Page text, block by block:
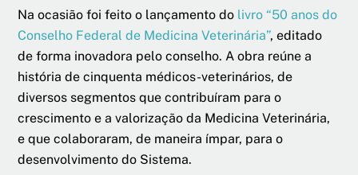
Na ocasião foi feito o lançamento do livro “50 anos do
Conselho Federal de Medicina Veterinária”, editado
de forma inovadora pelo conselho. A obra reúne a
história de cinquenta médicos-veterinários, de
diversos segmentos que contribuíram para o
crescimento e a valorização da Medicina Veterinária,
e que colaboraram, de maneira ímpar, para o
desenvolvimento do Sistema.